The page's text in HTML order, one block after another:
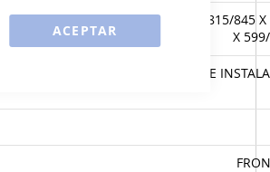
ACEPTAR
ANCHO X ALTO X FONDO (MM),815/845
X
LIBRE